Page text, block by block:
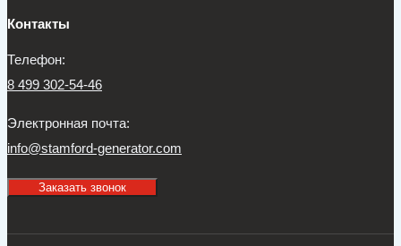
Контакты
Телефон:
8 499 302-54-46
Электронная почта:
info@stamford-generator.com
Заказать звонок